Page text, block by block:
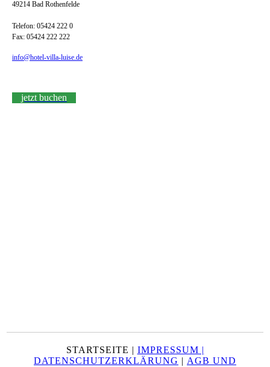
49214 Bad Rothenfelde
Telefon: 05424 222 0
Fax: 05424 222 222
info@hotel-villa-luise.de
jetzt buchen
STARTSEITE | IMPRESSUM |
DATENSCHUTZERKLÄRUNG | AGB UND